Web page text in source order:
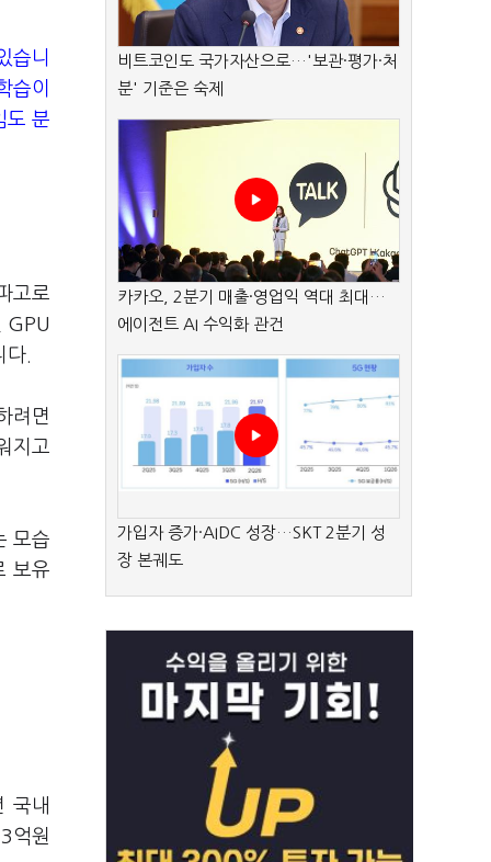
습니
습이
도 분
고로
GPU
다
려면
지고
모습
보유
국내
억원
비트코인도 국가자산으로…'보관·평가·처
분' 기준은 숙제
카카오, 2분기 매출·영업익 역대 최대…
에이전트 AI 수익화 관건
가입자 증가·AIDC 성장…SKT 2분기 성
장 본궤도